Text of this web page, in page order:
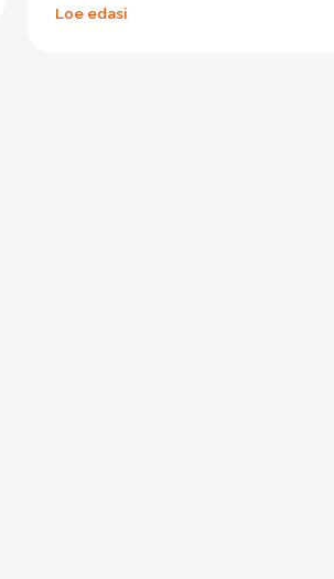
Loe edasi